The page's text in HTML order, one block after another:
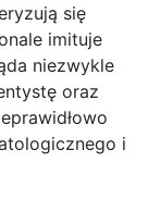
się
imituje
niezwykle
oraz
i